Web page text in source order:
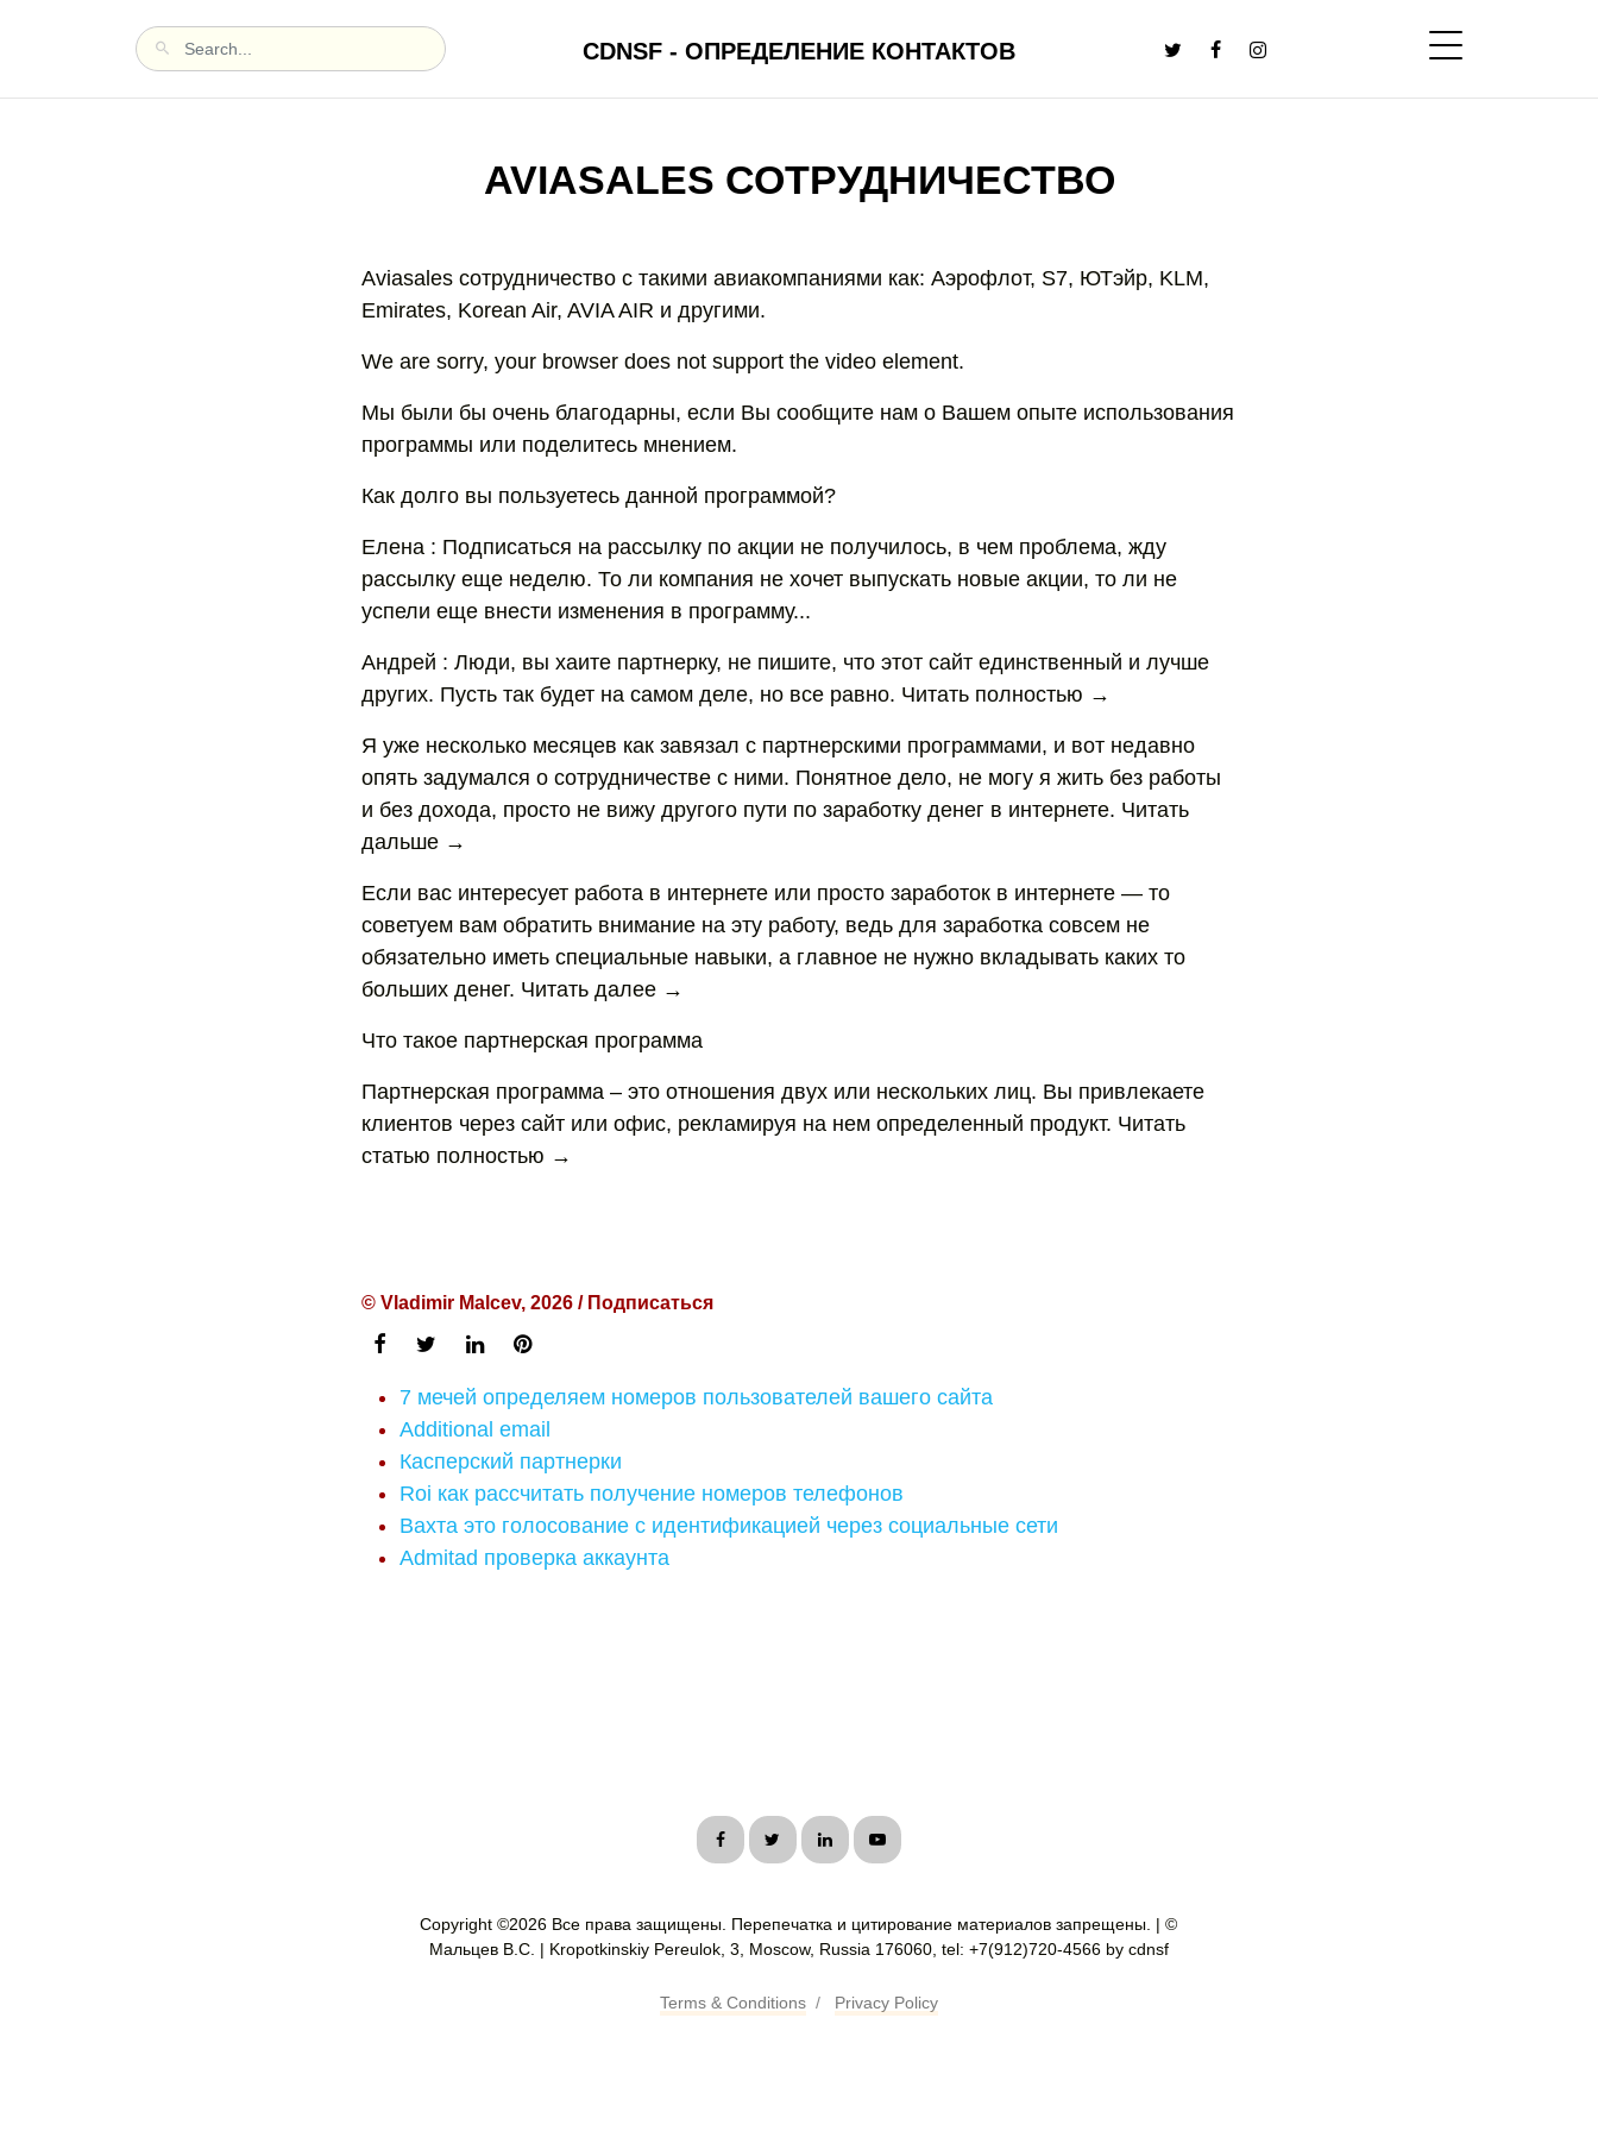
CDNSF - ОПРЕДЕЛЕНИЕ КОНТАКТОВ
AVIASALES СОТРУДНИЧЕСТВО
Aviasales сотрудничество с такими авиакомпаниями как: Аэрофлот, S7, ЮТэйр, KLM,
Emirates, Korean Air, AVIA AIR и другими.
We are sorry, your browser does not support the video element.
Мы были бы очень благодарны, если Вы сообщите нам о Вашем опыте использования
программы или поделитесь мнением.
Как долго вы пользуетесь данной программой?
Елена : Подписаться на рассылку по акции не получилось, в чем проблема, жду
рассылку еще неделю. То ли компания не хочет выпускать новые акции, то ли не
успели еще внести изменения в программу...
Андрей : Люди, вы хаите партнерку, не пишите, что этот сайт единственный и лучше
других. Пусть так будет на самом деле, но все равно. Читать полностью →
Я уже несколько месяцев как завязал с партнерскими программами, и вот недавно
опять задумался о сотрудничестве с ними. Понятное дело, не могу я жить без работы
и без дохода, просто не вижу другого пути по заработку денег в интернете. Читать
дальше →
Если вас интересует работа в интернете или просто заработок в интернете — то
советуем вам обратить внимание на эту работу, ведь для заработка совсем не
обязательно иметь специальные навыки, а главное не нужно вкладывать каких то
больших денег. Читать далее →
Что такое партнерская программа
Партнерская программа – это отношения двух или нескольких лиц. Вы привлекаете
клиентов через сайт или офис, рекламируя на нем определенный продукт. Читать
статью полностью →
© Vladimir Malcev, 2026 / Подписаться
7 мечей определяем номеров пользователей вашего сайта
Additional email
Касперский партнерки
Roi как рассчитать получение номеров телефонов
Вахта это голосование с идентификацией через социальные сети
Admitad проверка аккаунта
Copyright ©2026 Все права защищены. Перепечатка и цитирование материалов запрещены. | ©
Мальцев В.С. | Kropotkinskiy Pereulok, 3, Moscow, Russia 176060, tel: +7(912)720-4566 by cdnsf
Terms & Conditions / Privacy Policy